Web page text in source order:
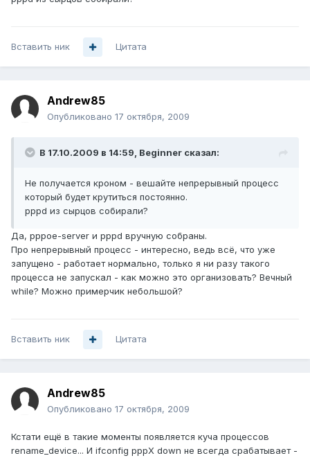
Вставить ник Цитата
Andrew85
Опубликовано 17 октября, 2009
В 17.10.2009 в 14:59, Beginner сказал:
Не получается кроном - вешайте непрерывный процесс
который будет крутиться постоянно.
pppd из сырцов собирали?
Да, pppoe-server и pppd вручную собраны.
Про непрерывный процесс - интересно, ведь всё, что уже
запущено - работает нормально, только я ни разу такого
процесса не запускал - как можно это организовать? Вечный
while? Можно примерчик небольшой?
Вставить ник Цитата
Andrew85
Опубликовано 17 октября, 2009
Кстати ещё в такие моменты появляется куча процессов
rename_device... И ifconfig pppX down не всегда срабатывает -